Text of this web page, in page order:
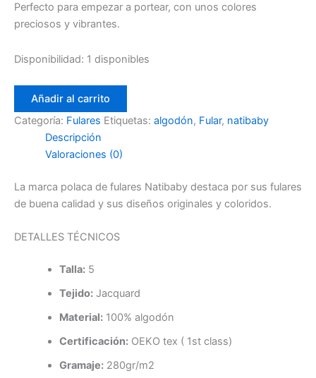
Perfecto para empezar a portear, con unos colores
preciosos y vibrantes.
Disponibilidad: 1 disponibles
Añadir al carrito
Categoría: Fulares Etiquetas: algodón, Fular, natibaby
Descripción
Valoraciones (0)
La marca polaca de fulares Natibaby destaca por sus fulares
de buena calidad y sus diseños originales y coloridos.
DETALLES TÉCNICOS
Talla:5
Tejido:Jacquard
Material:100% algodón
Certificación:OEKO tex ( 1st class)
Gramaje:280gr/m2